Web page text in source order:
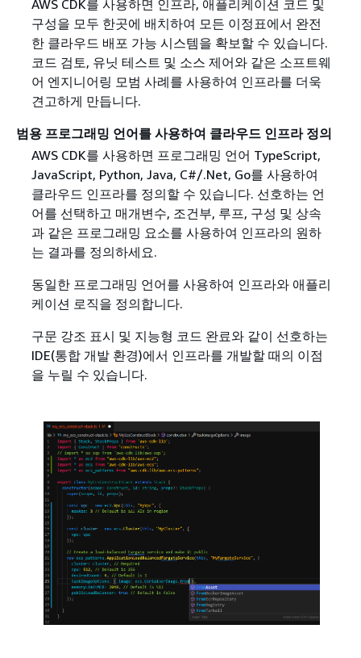
AWS CDK를 사용하면 인프라, 애플리케이션 코드 및
구성을 모두 한곳에 배치하여 모든 이정표에서 완전
한 클라우드 배포 가능 시스템을 확보할 수 있습니다.
코드 검토, 유닛 테스트 및 소스 제어와 같은 소프트웨
어 엔지니어링 모범 사례를 사용하여 인프라를 더욱
견고하게 만듭니다.
범용 프로그래밍 언어를 사용하여 클라우드 인프라 정의
AWS CDK를 사용하면 프로그래밍 언어 TypeScript,
JavaScript, Python, Java, C#/.Net, Go를 사용하여
클라우드 인프라를 정의할 수 있습니다. 선호하는 언
어를 선택하고 매개변수, 조건부, 루프, 구성 및 상속
과 같은 프로그래밍 요소를 사용하여 인프라의 원하
는 결과를 정의하세요.
동일한 프로그래밍 언어를 사용하여 인프라와 애플리
케이션 로직을 정의합니다.
구문 강조 표시 및 지능형 코드 완료와 같이 선호하는
IDE(통합 개발 환경)에서 인프라를 개발할 때의 이점
을 누릴 수 있습니다.